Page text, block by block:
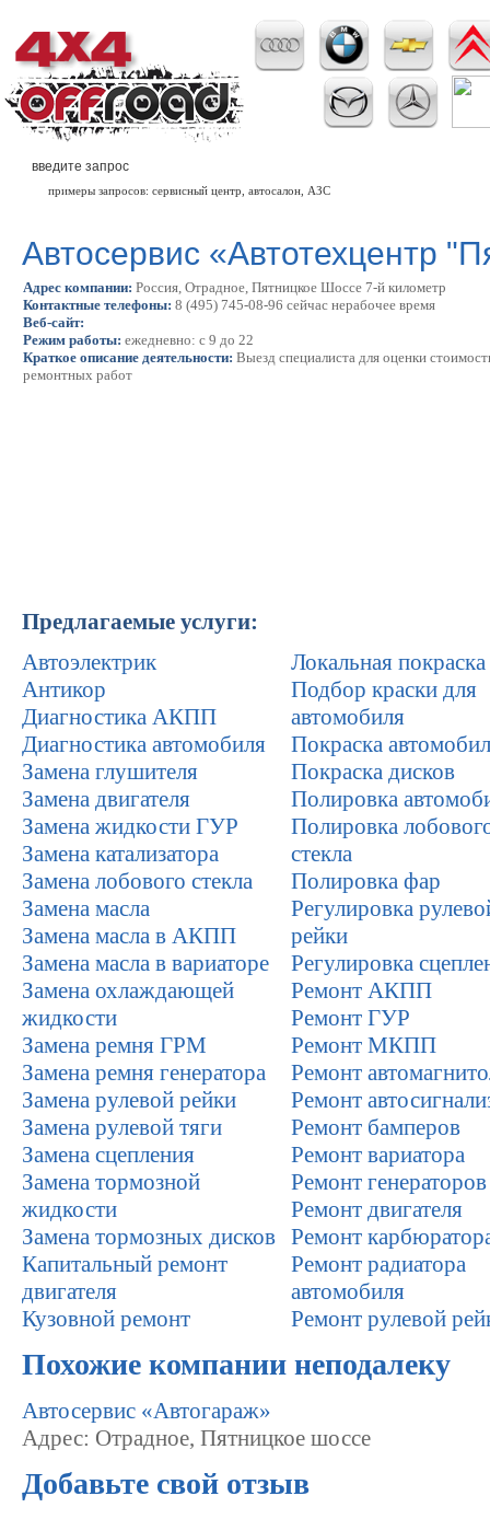
примеры запросов: сервисный центр, автосалон, АЗС
Автосервис «Автотехцентр
Адрес компании: Россия, Отрадное, Пятницкое Шоссе 7-й километр
Контактные телефоны: 8 (495) 745-08-96 сейчас нерабочее время
Веб-сайт:
Режим работы: ежедневно: с 9 до 22
Краткое описание деятельности: Выезд специалиста для оценки
ремонтных работ
Предлагаемые услуги:
Автоэлектрик
Антикор
Диагностика АКПП
Диагностика автомобиля
Замена глушителя
Замена двигателя
Замена жидкости ГУР
Замена катализатора
Замена лобового стекла
Замена масла
Замена масла в АКПП
Замена масла в вариаторе
Замена охлаждающей
жидкости
Замена ремня ГРМ
Замена ремня генератора
Замена рулевой рейки
Замена рулевой тяги
Замена сцепления
Замена тормозной
жидкости
Замена тормозных дисков
Капитальный ремонт
двигателя
Кузовной ремонт
Локальная покраска
Подбор краски для
автомобиля
Покраска
Покраска дисков
Полировка
Полировка
стекла
Полировка фар
Регулировка
рейки
Регулировка
Ремонт АКПП
Ремонт ГУР
Ремонт МКПП
Ремонт
Ремонт
Ремонт бамперов
Ремонт вариатора
Ремонт генераторов
Ремонт двигателя
Ремонт
Ремонт радиатора
автомобиля
Ремонт рулевой
Похожие компании неподалеку
Автосервис «Автогараж»
Адрес: Отрадное, Пятницкое шоссе
Добавьте свой отзыв